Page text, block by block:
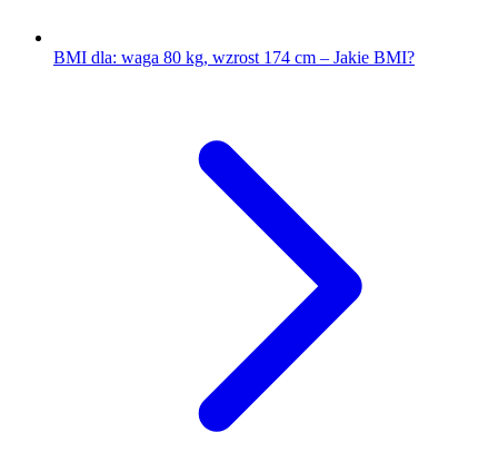
BMI dla: waga 80 kg, wzrost 174 cm – Jakie BMI?